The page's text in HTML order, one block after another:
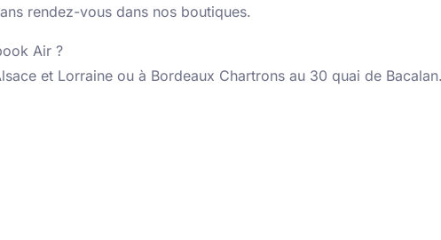
rendez-vous dans nos boutiques.
Air ?
et Lorraine ou à Bordeaux Chartrons au 30 quai de Bacalan.